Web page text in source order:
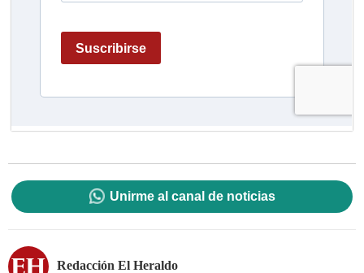
Unirme al canal de noticias
Redacción El Heraldo